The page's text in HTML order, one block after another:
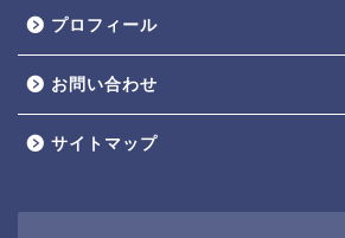
プロフィール
お問い合わせ
サイトマップ